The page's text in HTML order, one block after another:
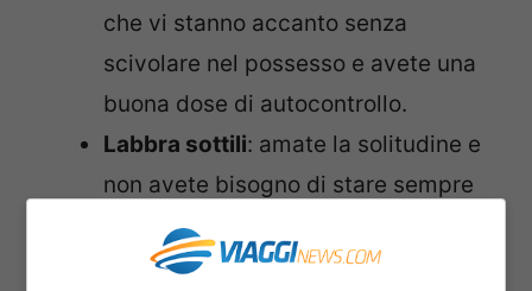
che vi stanno accanto senza
scivolare nel possesso e avete una
buona dose di autocontrollo.
Labbra sottili: amate la solitudine e
non avete bisogno di stare sempre
in compagnia, anzi. Scegliete
sempre accuratamente le persone di